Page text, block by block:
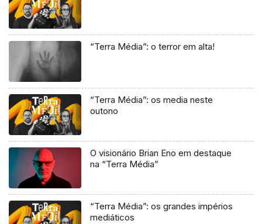
“Terra Média”: o terror em alta!
“Terra Média”: os media neste
outono
O visionário Brian Eno em destaque
na “Terra Média”
“Terra Média”: os grandes impérios
mediáticos